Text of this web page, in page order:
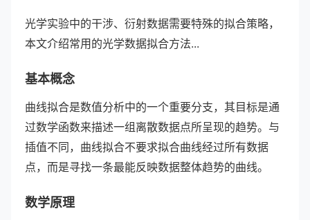
光学实验中的干涉、衍射数据需要特殊的拟合策略，
本文介绍常用的光学数据拟合方法...
基本概念
曲线拟合是数值分析中的一个重要分支，其目标是通
过数学函数来描述一组离散数据点所呈现的趋势。与
插值不同，曲线拟合不要求拟合曲线经过所有数据
点，而是寻找一条最能反映数据整体趋势的曲线。
数学原理